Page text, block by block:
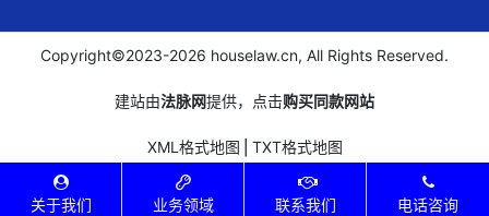
Copyright©2023-2026 houselaw.cn, All Rights Reserved.
建站由法脉网提供，点击购买同款网站
XML格式地图 TXT格式地图
关于我们 业务领域 联系我们 电话咨询